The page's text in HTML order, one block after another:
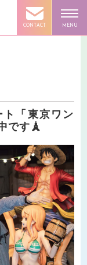
CONTACT MENU
「東京ワン
です🗼